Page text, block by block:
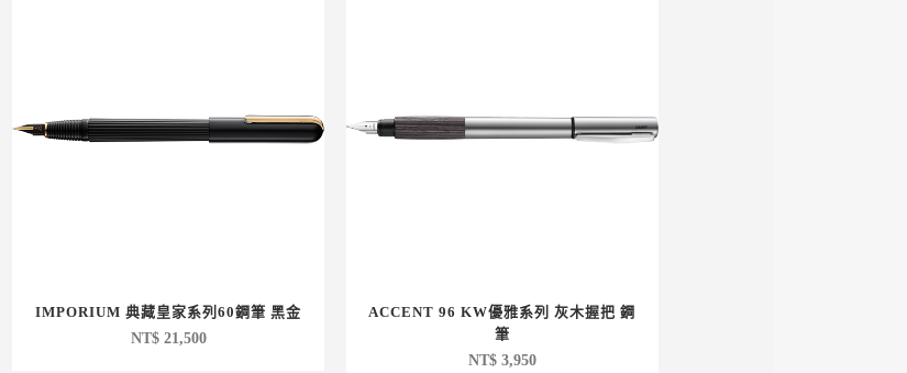
IMPORIUM 典藏皇家系列60鋼筆 黑金
NT$21,500
ACCENT 96 KW優雅系列 灰木握把 鋼
筆
NT$3,950